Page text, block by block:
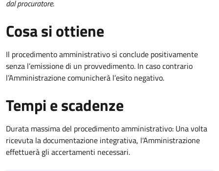
dal procuratore.
Cosa si ottiene
Il procedimento amministrativo si conclude positivamente
senza l’emissione di un provvedimento. In caso contrario
l’Amministrazione comunicherà l’esito negativo.
Tempi e scadenze
Durata massima del procedimento amministrativo: Una volta
ricevuta la documentazione integrativa, l'Amministrazione
effettuerà gli accertamenti necessari.